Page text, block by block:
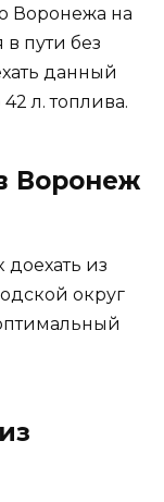
Воронежа на
пути без
данный
л. топлива.
Воронеж
из
округ